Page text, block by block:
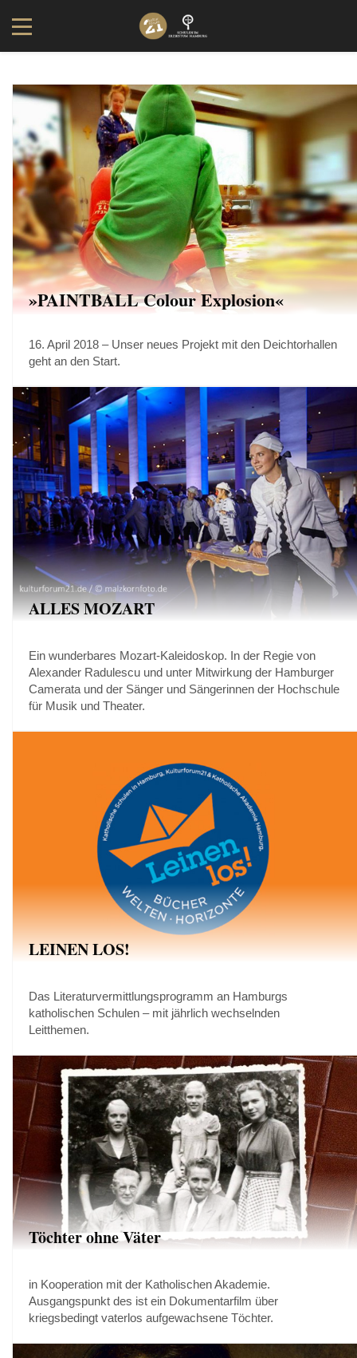
»PAINTBALL Colour Explosion«
16. April 2018 – Unser neues Projekt mit den Deichtorhallen
geht an den Start.
ALLES MOZART
Ein wunderbares Mozart-Kaleidoskop. In der Regie von
Alexander Radulescu und unter Mitwirkung der Hamburger
Camerata und der Sänger und Sängerinnen der Hochschule
für Musik und Theater.
LEINEN LOS!
Das Literaturvermittlungsprogramm an Hamburgs
katholischen Schulen – mit jährlich wechselnden
Leitthemen.
Töchter ohne Väter
in Kooperation mit der Katholischen Akademie.
Ausgangspunkt des ist ein Dokumentarfilm über
kriegsbedingt vaterlos aufgewachsene Töchter.